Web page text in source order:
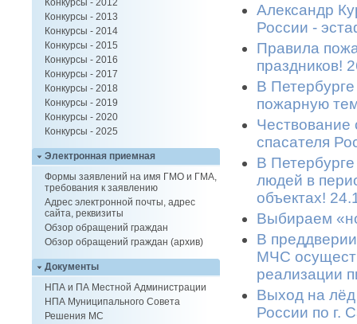
Конкурсы - 2012
Конкурсы - 2013
Конкурсы - 2014
Конкурсы - 2015
Конкурсы - 2016
Конкурсы - 2017
Конкурсы - 2018
Конкурсы - 2019
Конкурсы - 2020
Конкурсы - 2025
Электронная приемная
Формы заявлений на имя ГМО и ГМА,
требования к заявлению
Адрес электронной почты, адрес
сайта, реквизиты
Обзор обращений граждан
Обзор обращений граждан (архив)
Документы
НПА и ПА Местной Администрации
НПА Муниципального Совета
Решения МС
Александр
России -
Правила
праздников!
В
пожарную
Чествование
спасателя
В
людей в
объектах!
Выбираем
В преддверии
МЧС
реализации
Выход на
России по г.